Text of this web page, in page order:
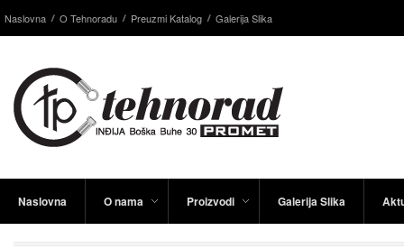
Naslovna O Tehnoradu Preuzmi Katalog Galerija Slika
Naslovna O nama Proizvodi Galerija Slika